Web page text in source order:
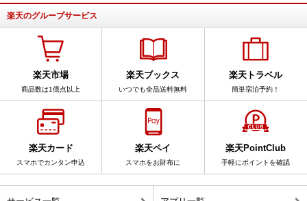
楽天のグループサービス
楽天市場
商品数は1億点以上
楽天ブックス
いつでも全品送料無料
楽天トラベル
簡単宿泊予約！
楽天カード
スマホでカンタン申込
楽天ペイ
スマホをお財布に
楽天PointClub
手軽にポイントを確認